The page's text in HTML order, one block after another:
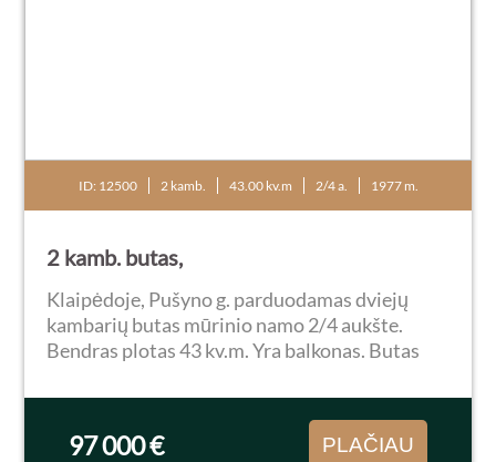
ID: 12500 2 kamb. 43.00 kv.m 2/4 a. 1977 m.
2 kamb. butas,
Klaipėdoje, Pušyno g. parduodamas dviejų
kambarių butas mūrinio namo 2/4 aukšte.
Bendras plotas 43 kv.m. Yra balkonas. Butas
baldais ir buitine technika – galima iškart
97 000 € PLAČIAU